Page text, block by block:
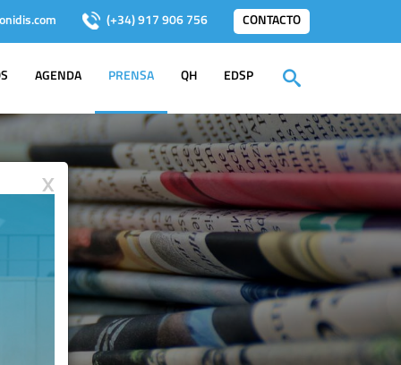
(+34) 917 906 756 CONTACTO
AGENDA PRENSA QH EDSP
X